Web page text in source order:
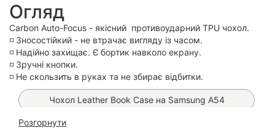
Огляд
Carbon Auto-Focus - якісний противоударний TPU чохол.
◽️ Зносостійкий - не втрачає вигляду із часом.
◽️ Надійно захищає. Є бортик навколо екрану.
◽️ Зручні кнопки.
◽️ Не скользить в руках та не збирає відбитки.
Чохол Leather Book Case на Samsung A54
Чохол Carbon TPU на Samsung A54
Розгорнути